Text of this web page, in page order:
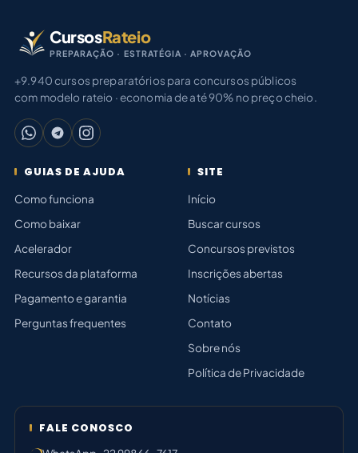
CursosRateio
PREPARAÇÃO · ESTRATÉGIA · APROVAÇÃO
+9.940 cursos preparatórios para concursos públicos
com modelo rateio · economia de até 90% no preço cheio.
GUIAS DE AJUDA
Como funciona
Como baixar
Acelerador
Recursos da plataforma
Pagamento e garantia
Perguntas frequentes
SITE
Início
Buscar cursos
Concursos previstos
Inscrições abertas
Notícias
Contato
Sobre nós
Política de Privacidade
FALE CONOSCO